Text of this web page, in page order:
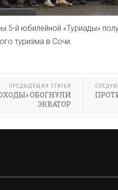
5-й юбилейной «Туриады»
туризма в Сочи.
ПРЕДЫДУЩАЯ СТАТЬЯ
ОБОГНУЛИ
ЭКВАТОР